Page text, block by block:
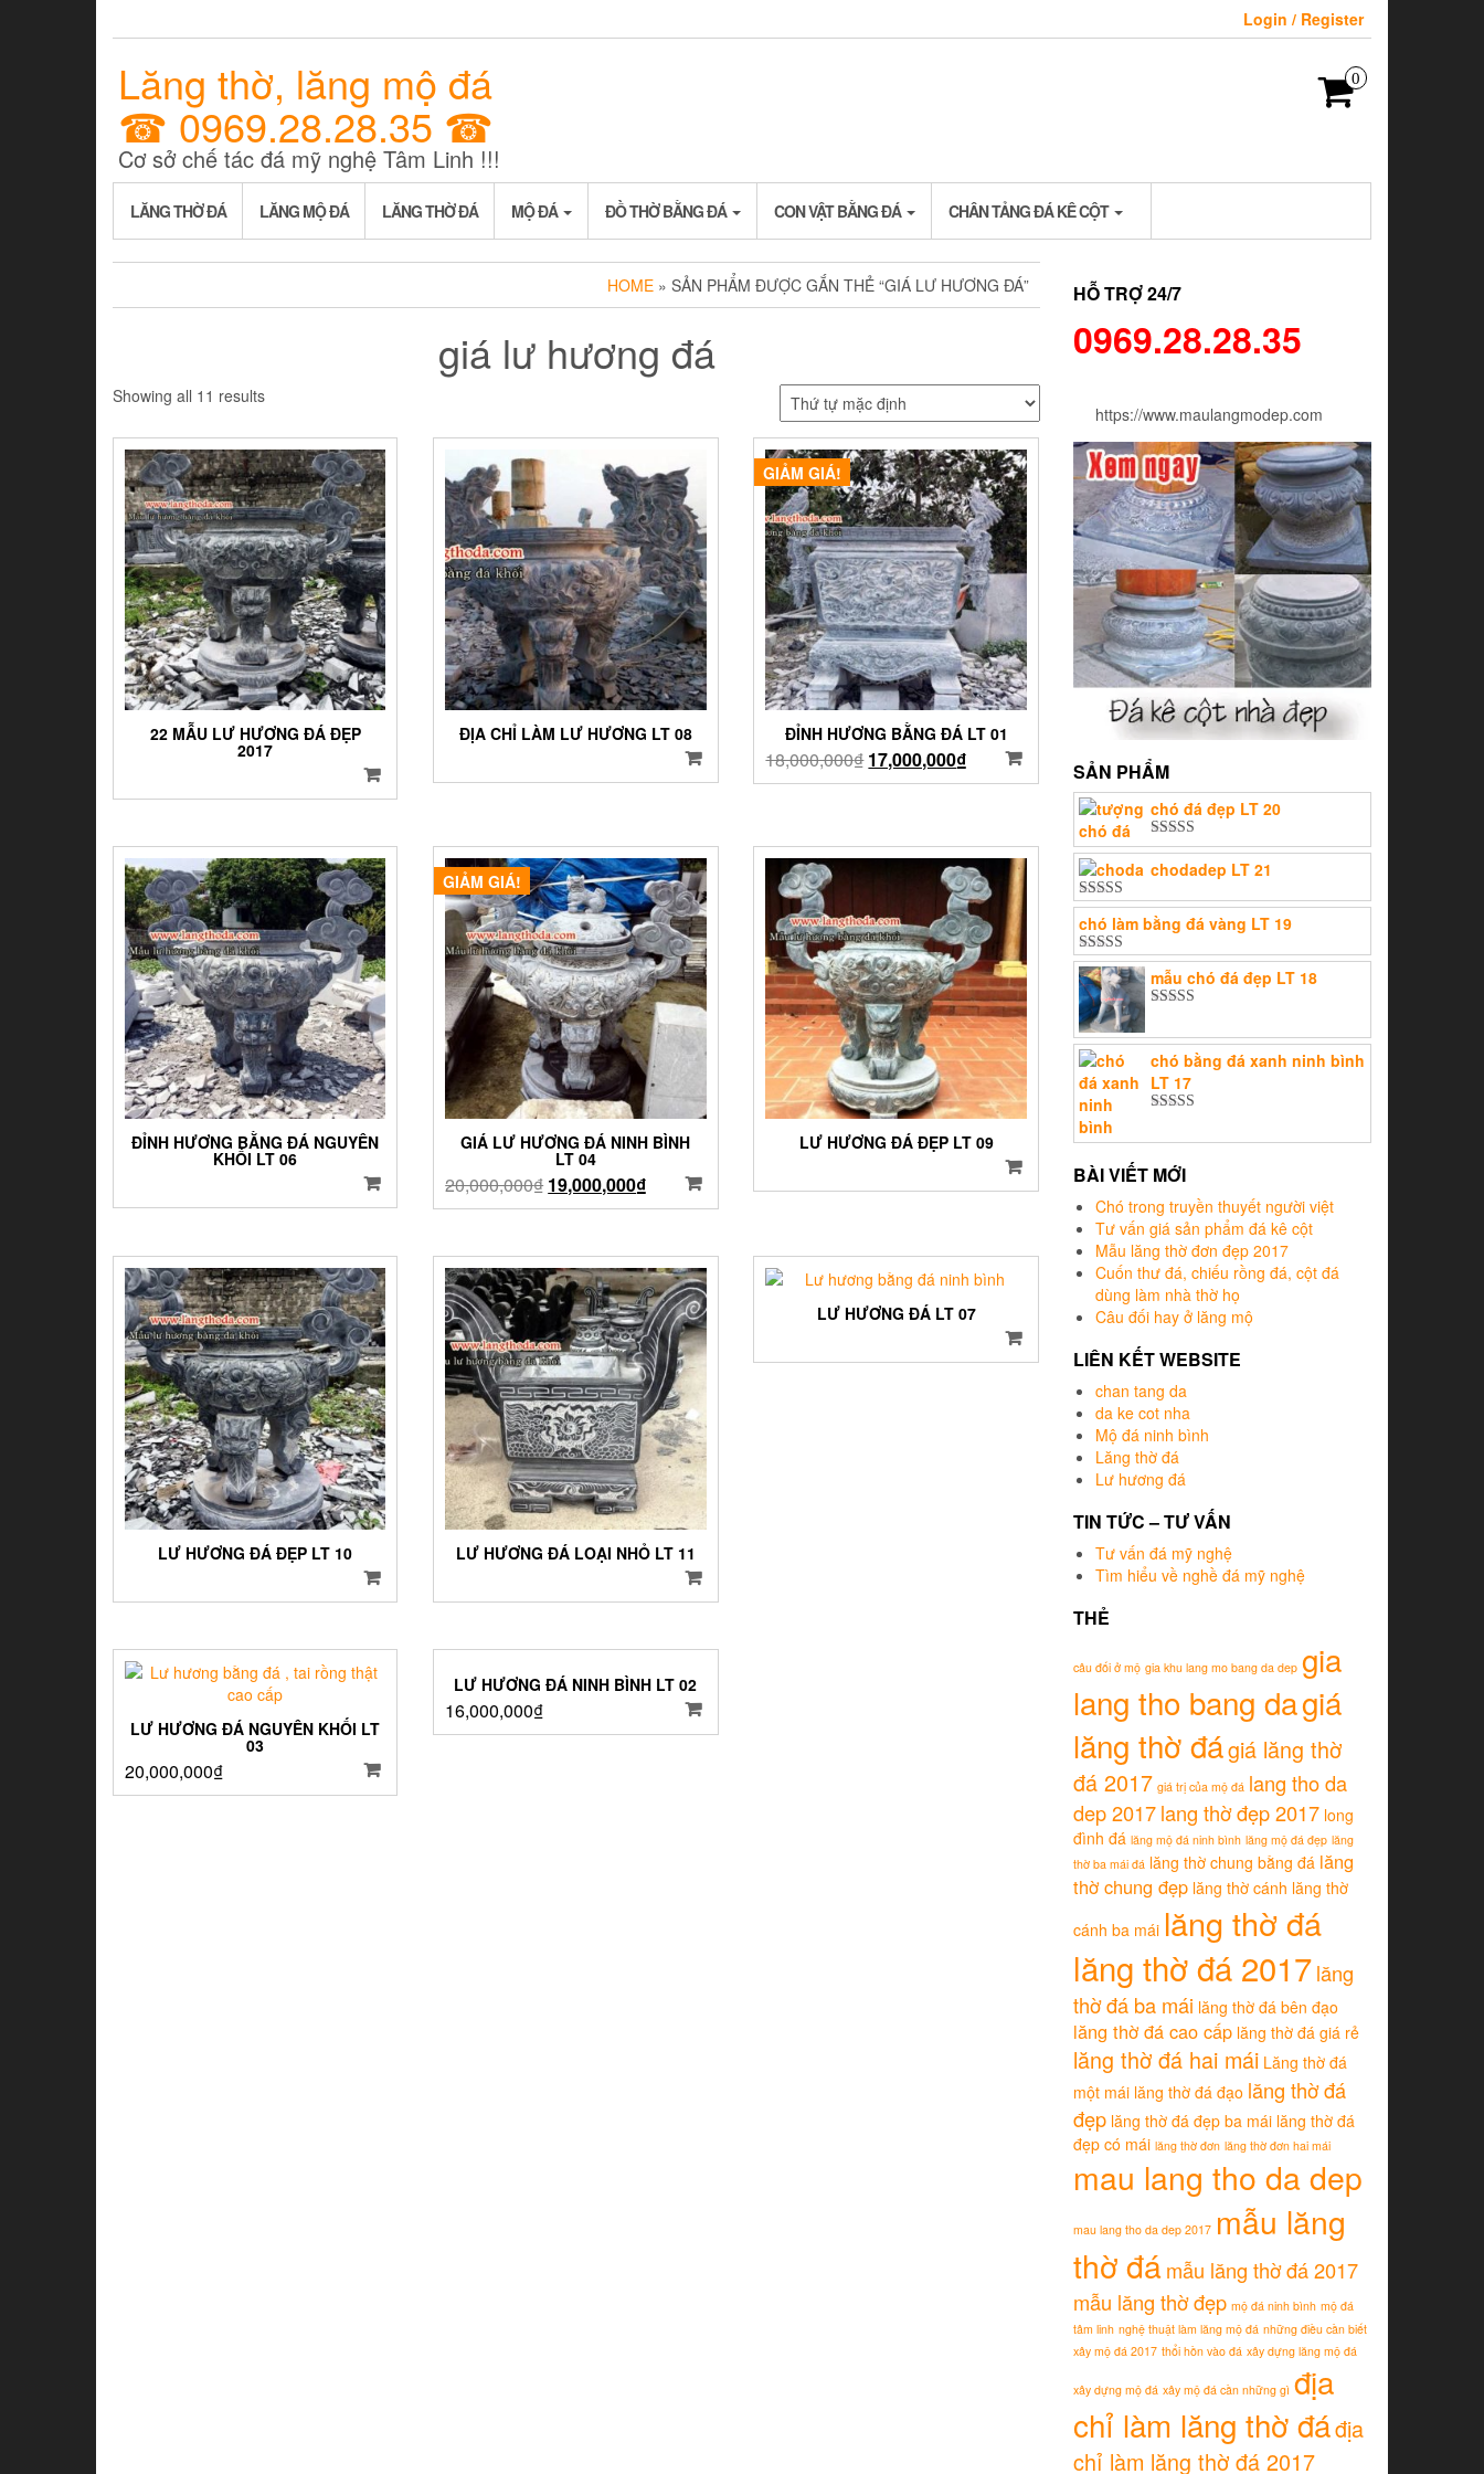
Login / Register
Lăng thờ, lăng mộ đá
☎ 0969.28.28.35 ☎
Cơ sở chế tác đá mỹ nghệ Tâm Linh !!!
0
LĂNG THỜ ĐÁ LĂNG MỘ ĐÁ LĂNG THỜ ĐÁ MỘ ĐÁ ĐỒ THỜ BẰNG ĐÁ CON VẬT BẰNG ĐÁ CHÂN TẢNG ĐÁ KÊ CỘT
HOME » SẢN PHẨM ĐƯỢC GẮN THẺ “GIÁ LƯ HƯƠNG ĐÁ”
giá lư hương đá
Showing all 11 results
22 MẪU LƯ HƯƠNG ĐÁ ĐẸP
2017
ĐỊA CHỈ LÀM LƯ HƯƠNG LT 08
GIẢM GIÁ!
ĐỈNH HƯƠNG BẰNG ĐÁ LT 01
18,000,000₫17,000,000₫
ĐỈNH HƯƠNG BẰNG ĐÁ NGUYÊN
KHỐI LT 06
GIẢM GIÁ!
GIÁ LƯ HƯƠNG ĐÁ NINH BÌNH
LT 04
20,000,000₫ 19,000,000₫
LƯ HƯƠNG ĐÁ ĐẸP LT 09
LƯ HƯƠNG ĐÁ ĐẸP LT 10 LƯ HƯƠNG ĐÁ LOẠI NHỎ LT 11
LƯ HƯƠNG ĐÁ LT 07
LƯ HƯƠNG ĐÁ NGUYÊN KHỐI LT
03
20,000,000₫
LƯ HƯƠNG ĐÁ NINH BÌNH LT 02
16,000,000₫
HỖ TRỢ 24/7
0969.28.28.35
https://www.maulangmodep.com
SẢN PHẨM
chó đá đẹp LT 20
Được xếp
hạng5.005
sao
chodadep LT 21
Được xếp
hạng 5.00 5
sao
chó làm bằng đá vàng LT 19
Được xếp
hạng5.005
sao
mẫu chó đá đẹp LT 18
hạng5.005
sao
chó bằng đá xanh ninh bình
LT 17
hạng5.005
BÀI VIẾT MỚI
Chó trong truyền thuyết người việt
Tư vấn giá sản phẩm đá kê cột
Mẫu lăng thờ đơn đẹp 2017
Cuốn thư đá, chiếu rồng đá, cột đá
dùng làm nhà thờ họ
Câu đối hay ở lăng mộ
LIÊN KẾT WEBSITE
chan tang da
da ke cot nha
Mộ đá ninh bình
Lăng thờ đá
Lư hương đá
TIN TỨC – TƯ VẤN
Tư vấn đá mỹ nghệ
Tìm hiểu về nghề đá mỹ nghệ
THẺ
câu đối ở mộ gia khu lang mo bang da dep gia
lang tho bang dagiá
lăng thờ đágiá lăng thờ
đá 2017 giá trị của mộ đá lang tho da
dep 2017lang thờ đẹp 2017 long
đình đá lăng mộ đá ninh bình lăng mộ đá đẹp lăng
thờ ba mái đá lăng thờ chung bằng đá lăng
thờ chung đẹp lăng thờ cánh lăng thờ
cánh ba mái lăng thờ đá
lăng thờ đá 2017lăng
thờ đá ba mái lăng thờ đá bên đạo
lăng thờ đá cao cấp lăng thờ đá giá rẻ
lăng thờ đá hai mái Lăng thờ đá
một mái lăng thờ đá đạo lăng thờ đá
đẹp lăng thờ đá đẹp ba mái lăng thờ đá
đẹp có mái lăng thờ đơn lăng thờ đơn hai mái
mau lang tho da dep
mau lang tho da dep 2017 mẫu lăng
thờ đámẫu lăng thờ đá 2017
mẫu lăng thờ đẹp mộ đá ninh bình mộ đá
tâm linh nghệ thuật làm lăng mộ đá những điều cần biết
xây mộ đá 2017 thổi hồn vào đá xây dựng lăng mộ đá
xây dựng mộ đá xây mộ đá cần những gì địa
chỉ làm lăng thờ đáđịa
chỉ làm lăng thờ đá 2017